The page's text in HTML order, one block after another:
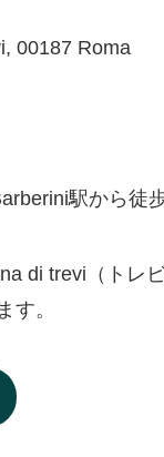
00187 Roma
駅から徒
di trevi（トレ
す。